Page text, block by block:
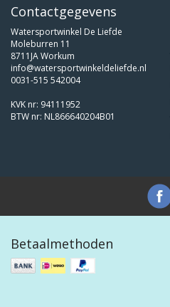
Contactgegevens
Watersportwinkel De Liefde
Moleburren 11
8711JA Workum
info@watersportwinkeldeliefde.nl
0031-515 542004
KVK nr: 94111952
BTW nr: NL866640204B01
Betaalmethoden